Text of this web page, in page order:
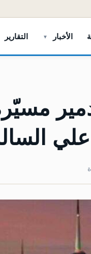
الأخبار التقارير